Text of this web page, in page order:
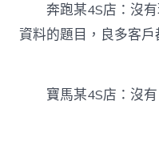
奔跑某4S店：沒有
資料的題目，良多客戶
寶馬某4S店：沒有